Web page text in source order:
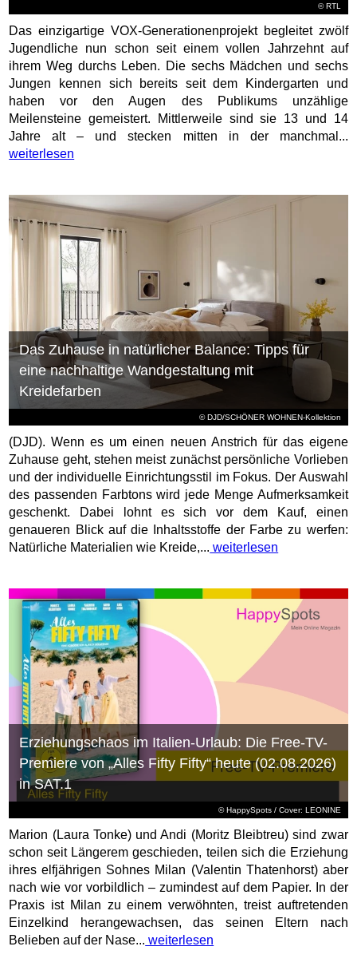
©RTL
Das einzigartige VOX-Generationenprojekt begleitet zwölf
Jugendliche nun schon seit einem vollen Jahrzehnt auf
ihrem Weg durchs Leben. Die sechs Mädchen und sechs
Jungen kennen sich bereits seit dem Kindergarten und
haben vor den Augen des Publikums unzählige
Meilensteine gemeistert. Mittlerweile sind sie 13 und 14
Jahre alt – und stecken mitten in der manchmal...
weiterlesen
© DJD/SCHÖNER WOHNEN-Kollektion
Das Zuhause in natürlicher Balance: Tipps für
eine nachhaltige Wandgestaltung mit
Kreidefarben
(DJD). Wenn es um einen neuen Anstrich für das eigene
Zuhause geht, stehen meist zunächst persönliche Vorlieben
und der individuelle Einrichtungsstil im Fokus. Der Auswahl
des passenden Farbtons wird jede Menge Aufmerksamkeit
geschenkt. Dabei lohnt es sich vor dem Kauf, einen
genaueren Blick auf die Inhaltsstoffe der Farbe zu werfen:
Natürliche Materialien wie Kreide,... weiterlesen
© HappySpots / Cover: LEONINE
Erziehungschaos im Italien-Urlaub: Die Free-TV-
Premiere von „Alles Fifty Fifty“ heute (02.08.2026)
in SAT.1
Marion (Laura Tonke) und Andi (Moritz Bleibtreu) sind zwar
schon seit Längerem geschieden, teilen sich die Erziehung
ihres elfjährigen Sohnes Milan (Valentin Thatenhorst) aber
nach wie vor vorbildlich – zumindest auf dem Papier. In der
Praxis ist Milan zu einem verwöhnten, treist auftretenden
Einzelkind herangewachsen, das seinen Eltern nach
Belieben auf der Nase... weiterlesen